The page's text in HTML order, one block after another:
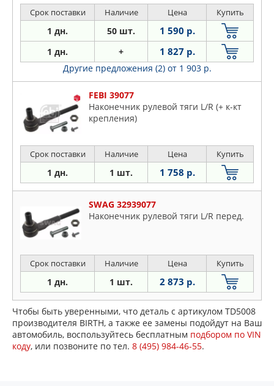
Срок поставки Наличие Цена Купить
1 дн. 50 шт. 1 590 р.
1 дн. + 1 827 р.
Другие предложения (2) от 1 903 р.
FEBI 39077
Наконечник рулевой тяги L/R (+ к-кт
крепления)
Срок поставки Наличие Цена Купить
1 дн. 1 шт. 1 758 р.
SWAG 32939077
Наконечник рулевой тяги L/R перед.
Срок поставки Наличие Цена Купить
1 дн. 1 шт. 2 873 р.
Чтобы быть уверенными, что деталь с артикулом TD5008
производителя BIRTH, а также ее замены подойдут на Ваш
автомобиль, воспользуйтесь бесплатным подбором по VIN
коду, или позвоните по тел. 8 (495) 984-46-55.